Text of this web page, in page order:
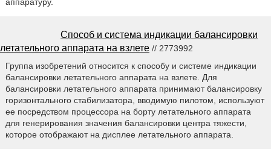
аппаратуру.
Способ и система индикации балансировки
летательного аппарата на взлете // 2773992
Группа изобретений относится к способу и системе индикации
балансировки летательного аппарата на взлете. Для
балансировки летательного аппарата принимают балансировку
горизонтального стабилизатора, вводимую пилотом, используют
ее посредством процессора на борту летательного аппарата
для генерирования значения балансировки центра тяжести,
которое отображают на дисплее летательного аппарата.